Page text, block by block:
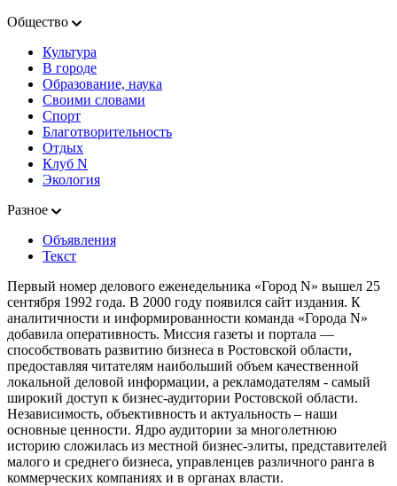
Общество
Культура
В городе
Образование, наука
Своими словами
Спорт
Благотворительность
Отдых
Клуб N
Экология
Разное
Объявления
Текст
Первый номер делового еженедельника «Город N» вышел 25
сентября 1992 года. В 2000 году появился сайт издания. К
аналитичности и информированности команда «Города N»
добавила оперативность. Миссия газеты и портала —
способствовать развитию бизнеса в Ростовской области,
предоставляя читателям наибольший объем качественной
локальной деловой информации, а рекламодателям - самый
широкий доступ к бизнес-аудитории Ростовской области.
Независимость, объективность и актуальность – наши
основные ценности. Ядро аудитории за многолетнюю
историю сложилась из местной бизнес-элиты, представителей
малого и среднего бизнеса, управленцев различного ранга в
коммерческих компаниях и в органах власти.